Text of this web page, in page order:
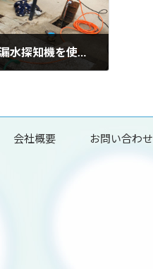
群馬県太田市鳥山上町で漏水探知機を使用して漏水箇所を特定しました。
会社概要 お問い合わせ